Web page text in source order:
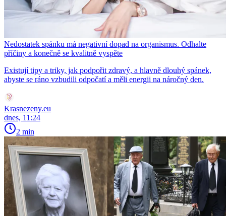
Nedostatek spánku má negativní dopad na organismus. Odhalte
příčiny a konečně se kvalitně vyspěte
Existují tipy a triky, jak podpořit zdravý, a hlavně dlouhý spánek,
abyste se ráno vzbudili odpočatí a měli energii na náročný den.
Krasnezeny.eu
dnes, 11:24
2 min